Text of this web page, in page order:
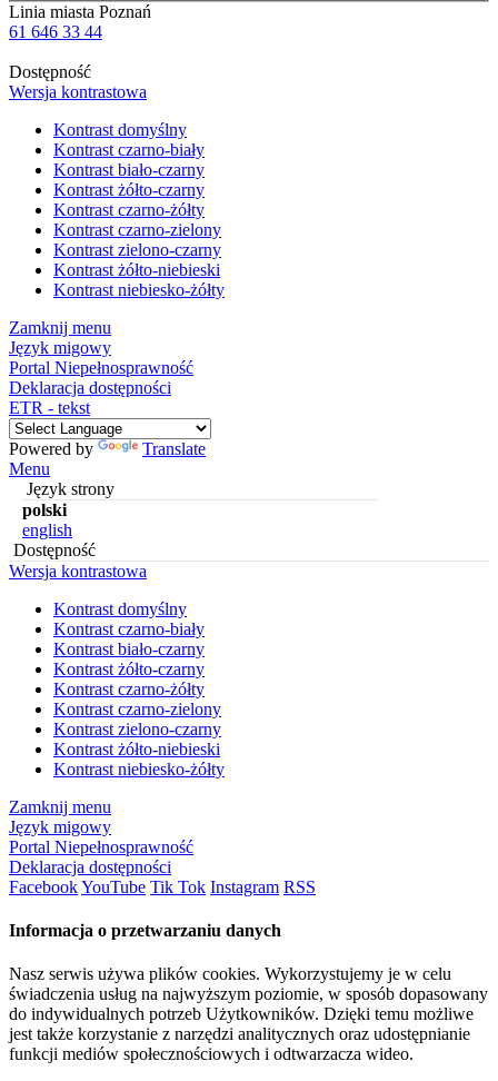
Linia miasta Poznań
61 646 33 44
Dostępność
Wersja kontrastowa
Kontrast domyślny
Kontrast czarno-biały
Kontrast biało-czarny
Kontrast żółto-czarny
Kontrast czarno-żółty
Kontrast czarno-zielony
Kontrast zielono-czarny
Kontrast żółto-niebieski
Kontrast niebiesko-żółty
Zamknij menu
Język migowy
Portal Niepełnosprawność
Deklaracja dostępności
ETR - tekst
Powered by
Translate
Menu
Język strony
polski
english
Dostępność
Wersja kontrastowa
Kontrast domyślny
Kontrast czarno-biały
Kontrast biało-czarny
Kontrast żółto-czarny
Kontrast czarno-żółty
Kontrast czarno-zielony
Kontrast zielono-czarny
Kontrast żółto-niebieski
Kontrast niebiesko-żółty
Zamknij menu
Język migowy
Portal Niepełnosprawność
Deklaracja dostępności
FacebookYouTube Tik Tok Instagram RSS
Informacja o przetwarzaniu danych
Nasz serwis używa plików cookies. Wykorzystujemy je w celu
świadczenia usług na najwyższym poziomie, w sposób dopasowany
do indywidualnych potrzeb Użytkowników. Dzięki temu możliwe
jest także korzystanie z narzędzi analitycznych oraz udostępnianie
funkcji mediów społecznościowych i odtwarzacza wideo.